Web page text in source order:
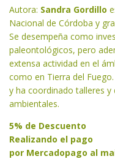
Autora: Sandra Gordillo
Nacional de Córdoba y
Se desempeña como
paleontológicos, pero
extensa actividad en el
como en Tierra del
y ha coordinado talleres
ambientales.
5% de Descuento
Realizando el pago
por Mercadopago al